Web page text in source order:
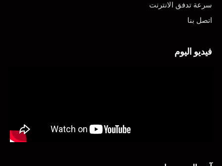
سرعة تدفق الانترنت
اتصل بنا
فيديو اليوم